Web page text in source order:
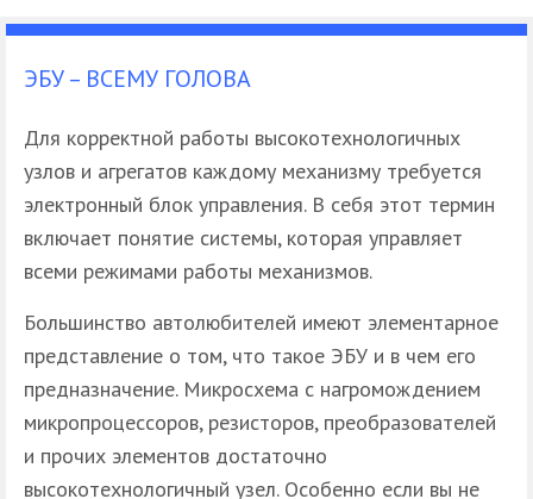
ЭБУ – ВСЕМУ ГОЛОВА
Для корректной работы высокотехнологичных
узлов и агрегатов каждому механизму требуется
электронный блок управления. В себя этот термин
включает понятие системы, которая управляет
всеми режимами работы механизмов.
Большинство автолюбителей имеют элементарное
представление о том, что такое ЭБУ и в чем его
предназначение. Микросхема с нагромождением
микропроцессоров, резисторов, преобразователей
и прочих элементов достаточно
высокотехнологичный узел. Особенно если вы не